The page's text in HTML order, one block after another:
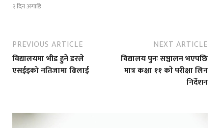
२ दिन अगाडि
PREVIOUS ARTICLE
विद्यालयमा भीड हुने डरले
एसईइको नतिजामा ढिलाई
NEXT ARTICLE
विद्यालय पुनः सञ्चालन भएपछि
मात्र कक्षा ११ काे परीक्षा लिन
निर्देशन